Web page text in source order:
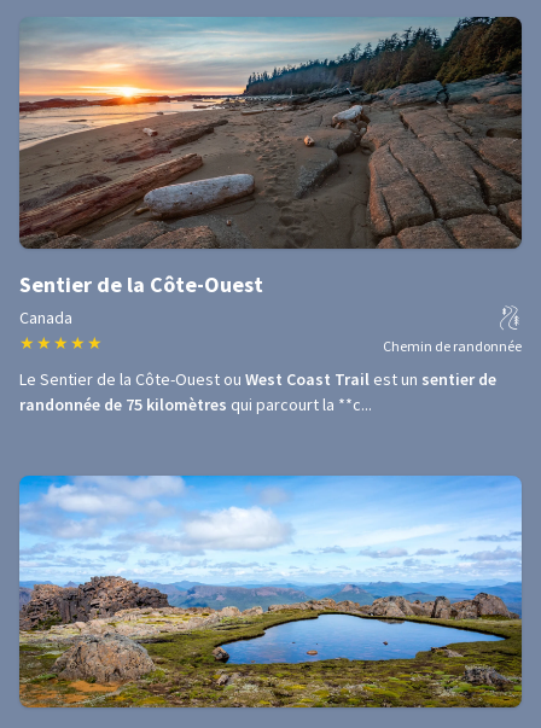
Sentier de la Côte-Ouest
Canada
★ ★ ★ ★ ★ Chemin de randonnée
Le Sentier de la Côte-Ouest ou West Coast Trail est un sentier de
randonnée de 75 kilomètres qui parcourt la **c...